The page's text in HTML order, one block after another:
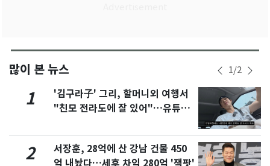
많이 본 뉴스 1/2
1
'김구라子' 그리, 할머니외 여행서
"친모 전라도에 잘 있어"…유튜브
2
서장훈, 28억에 산 강남 건물 450
억 내놨다…세후 차익 280억 '잭팟'